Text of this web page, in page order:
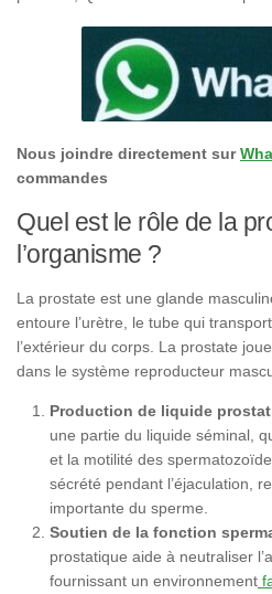
Nous joindre directement sur
commandes
Quel est le rôle de la
l’organisme ?
La prostate est une glande
entoure l’urètre, le tube qui
l’extérieur du corps. La prostate
dans le système reproducteur
Production de liquide
une partie du liquide séminal,
et la motilité des
sécrété pendant l’éjaculation,
importante du sperme.
Soutien de la fonction
prostatique aide à neutraliser
fournissant un environnement